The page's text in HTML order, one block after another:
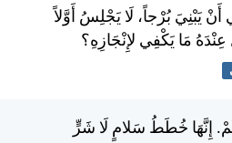
يَبْنِيَ بُرْجاً، لَا يَجْلِسُ أَوَّلاً
مَا يَكْفِي لإِنْجَازِهِ؟
إِنَّهَا خُطَطُ سَلامٍ لَا شَرٍّ